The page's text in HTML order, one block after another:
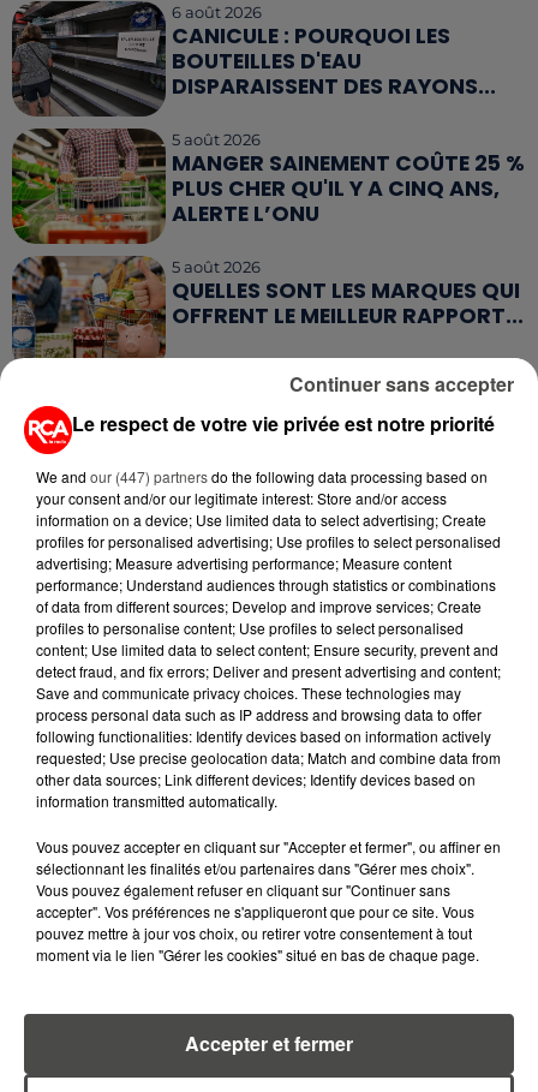
6 août 2026
CANICULE : POURQUOI LES
BOUTEILLES D'EAU
DISPARAISSENT DES RAYONS...
5 août 2026
MANGER SAINEMENT COÛTE 25 %
PLUS CHER QU'IL Y A CINQ ANS,
ALERTE L’ONU
5 août 2026
QUELLES SONT LES MARQUES QUI
OFFRENT LE MEILLEUR RAPPORT...
MOUCHES : LES 5 RÉFLEXES À
ADOPTER POUR ÉVITER
L'INVASION CET ÉTÉ...
4 août 2026
ÉCLIPSE SOLAIRE DU 12 AOÛT : LA
RUÉE VERS LES LUNETTES DE...
RETROUVEZ TOUTE L'ACTU DE LA RÉGION ET
RECEVEZ LES ALERTES INFOS DE LA RÉDACTION
EN TÉLÉCHARGEANT L'APPLICATION MOBILE
RCA
LA RÉDACTION
RCA
Voir toute l'équipe RCA
DIMITRI COUTAND
Le respect de votre vie privée est notre priorité
We and our (447) partnersdo the following data processing based on
your consent and/or our legitimate interest: Store and/or access
information on a device; Use limited data to select advertising; Create
profiles for personalised advertising; Use profiles to select personalised
advertising; Measure advertising performance; Measure content
performance; Understand audiences through statistics or combinations
of data from different sources; Develop and improve services; Create
profiles to personalise content; Use profiles to select personalised
content; Use limited data to select content; Ensure security, prevent and
detect fraud, and fix errors; Deliver and present advertising and content;
Save and communicate privacy choices. These technologies may
process personal data such as IP address and browsing data to offer
following functionalities: Identify devices based on information actively
requested; Use precise geolocation data; Match and combine data from
other data sources; Link different devices; Identify devices based on
information transmitted automatically.
Vous pouvez accepter en cliquant sur "Accepter et fermer", ou affiner en
sélectionnant les finalités et/ou partenaires dans "Gérer mes choix".
Vous pouvez également refuser en cliquant sur "Continuer sans
accepter". Vos préférences ne s'appliqueront que pour ce site. Vous
pouvez mettre à jour vos choix, ou retirer votre consentement à tout
moment via le lien "Gérer les cookies" situé en bas de chaque page.
Accepter et fermer
Continuer sans accepter